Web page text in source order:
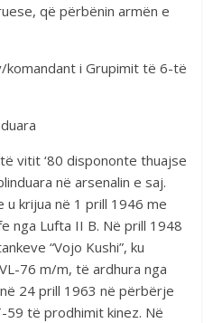
që përbënin armën e
komandant i Grupimit të 6-të
vitit ‘80 dispononte thuajse
në arsenalin e saj.
u krijua në 1 prill 1946 me
nga Lufta II B. Në prill 1948
“Vojo Kushi”, ku
76 m/m, të ardhura nga
24 prill 1963 në përbërje
të prodhimit kinez. Në